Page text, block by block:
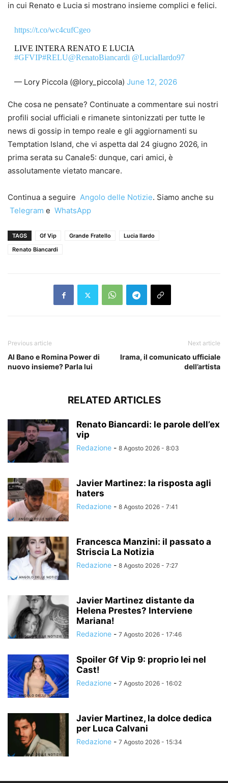
in cui Renato e Lucia si mostrano insieme complici e felici.
https://t.co/wc4cufCgeo
LIVE INTERA RENATO E LUCIA
#GFVIP#RELU@RenatoBiancardi @LuciaIlardo97
— Lory Piccola (@lory_piccola) June 12, 2026
Che cosa ne pensate? Continuate a commentare sui nostri
profili social ufficiali e rimanete sintonizzati per tutte le
news di gossip in tempo reale e gli aggiornamenti su
Temptation Island, che vi aspetta dal 24 giugno 2026, in
prima serata su Canale5: dunque, cari amici, è
assolutamente vietato mancare.
Continua a seguire Angolo delle Notizie. Siamo anche su
Telegram e WhatsApp
TAGS Gf Vip Grande Fratello
Lucia Ilardo
Renato Biancardi
Previous article
Al Bano e Romina Power di
nuovo insieme? Parla lui
Next article
Irama, il comunicato ufficiale
dell’artista
RELATED ARTICLES
Renato Biancardi: le parole dell’ex
vip
Redazione - 8 Agosto 2026 - 8:03
Javier Martinez: la risposta agli
haters
Redazione - 8 Agosto 2026 - 7:41
Francesca Manzini: il passato a
Striscia La Notizia
Redazione - 8 Agosto 2026 - 7:27
Javier Martinez distante da
Helena Prestes? Interviene
Mariana!
Redazione - 7 Agosto 2026 - 17:46
Spoiler Gf Vip 9: proprio lei nel
Cast!
Redazione - 7 Agosto 2026 - 16:02
Javier Martinez, la dolce dedica
per Luca Calvani
Redazione - 7 Agosto 2026 - 15:34